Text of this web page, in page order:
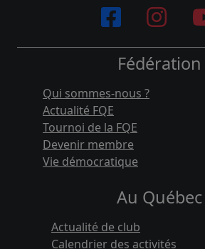
Fédération
Qui sommes-nous ?
Actualité FQE
Tournoi de la FQE
Devenir membre
Vie démocratique
Au Québec
Actualité de club
Calendrier des activités